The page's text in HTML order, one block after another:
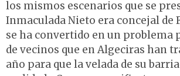
los mismos escenarios que se
Inmaculada Nieto era concejal de
se ha convertido en un problema
de vecinos que en Algeciras han
año para que la velada de su